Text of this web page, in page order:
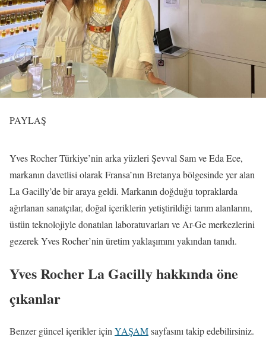
PAYLAŞ
Yves Rocher Türkiye’nin arka yüzleri Şevval Sam ve Eda Ece,
markanın davetlisi olarak Fransa’nın Bretanya bölgesinde yer alan
La Gacilly’de bir araya geldi. Markanın doğduğu topraklarda
ağırlanan sanatçılar, doğal içeriklerin yetiştirildiği tarım alanlarını,
üstün teknolojiyle donatılan laboratuvarları ve Ar-Ge merkezlerini
gezerek Yves Rocher’nin üretim yaklaşımını yakından tanıdı.
Yves Rocher La Gacilly hakkında öne
çıkanlar
Benzer güncel içerikler için YAŞAMsayfasını takip edebilirsiniz.